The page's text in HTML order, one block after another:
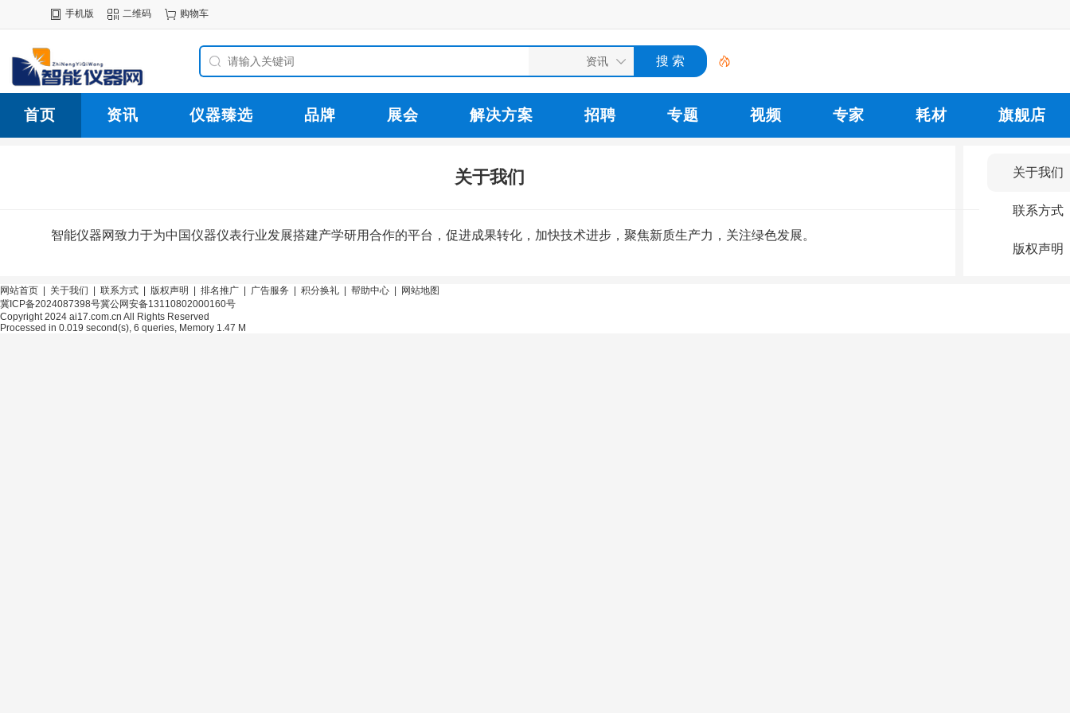
手机版 二维码 购物车
首页 资讯 仪器臻选 品牌 展会 解决方案 招聘 专题 视频 专家 耗材 旗舰店
关于我们
智能仪器网致力于为中国仪器仪表行业发展搭建产学研用合作的平台，促进成果转化，加快技术进步，聚焦新质生产力，关注绿色发展。
关于我们
联系方式
版权声明
网站首页 关于我们 联系方式 版权声明 排名推广 广告服务 积分换礼 帮助中心
网站地图
冀ICP备2024087398号冀公网安备13110802000160号
Copyright 2024 ai17.com.cn All Rights Reserved
Processed in 0.019 second(s), 6 queries, Memory 1.47 M